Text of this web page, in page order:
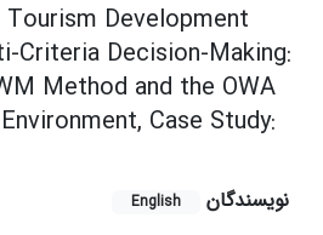
Tourism Development
Criteria Decision-Making:
Method and the OWA
Case Study:
نویسندگان English